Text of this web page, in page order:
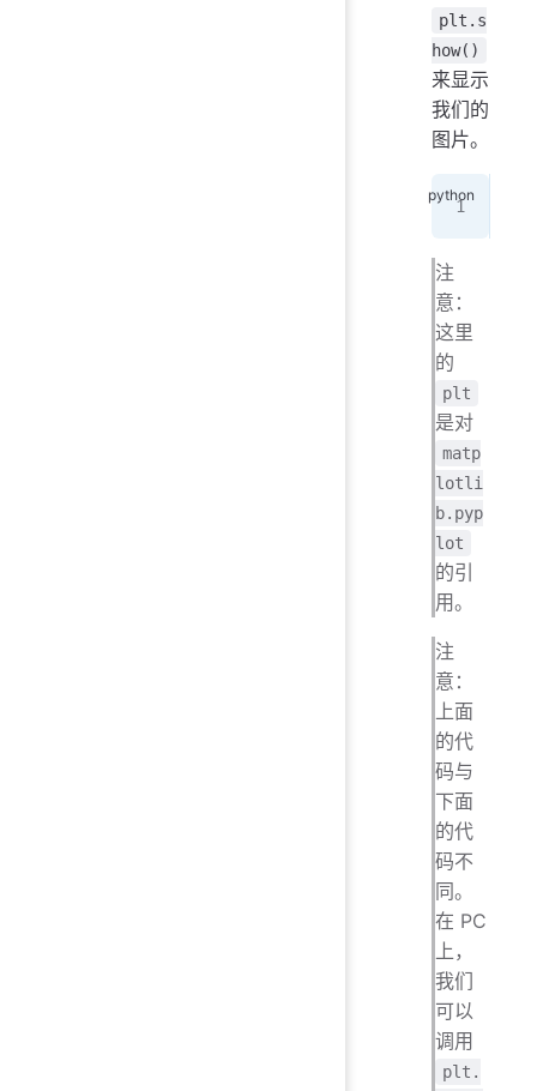
plt.s
how()
来显示
我们的
图片。
注
意：
这里
的
plt
是对
matp
lotli
b.pyp
lot
的引
用。
注
意：
上面
的代
码与
下面
的代
码不
同。
在 PC
上，
我们
可以
调用
plt.